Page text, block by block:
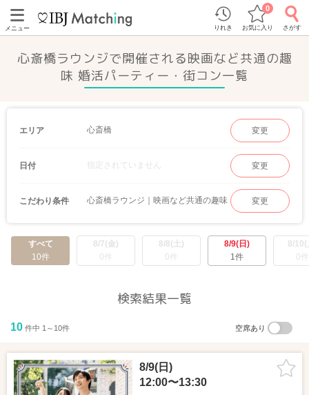
メニュー りれき お気に入り
0
さがす
心斎橋ラウンジで開催される映画など共通の趣
味 婚活パーティー・街コン一覧
エリア 心斎橋 変更
日付 指定されていません 変更
こだわり条件 心斎橋ラウンジ｜映画など共通の趣味 変更
すべて
10件
8/7(金)
0件
8/8(土)
0件
8/9(日)
1件
8/10(
0件
検索結果一覧
10 件中 1～10件 空席あり
8/9(日)
12:00〜13:30